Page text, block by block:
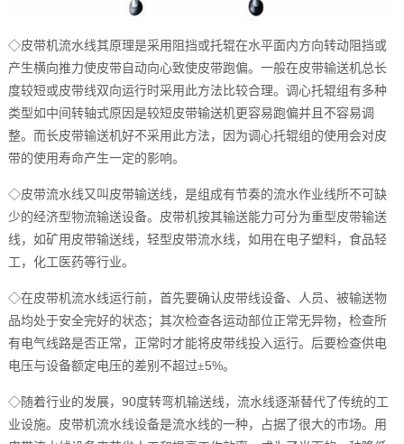
◇皮带机流水线其原理是采用阻挡或托辊在水平面内方向转动阻挡或
产生横向推力使皮带自动向心致使皮带跑偏。一般在皮带输送机总长
度较短或皮带线双向运行时采用此方法比较合理。调心托辊组有多种
类型如中间转轴式原因是较短皮带输送机更容易跑偏并且不容易调
整。而长皮带输送机好不采用此方法，因为调心托辊组的使用会对皮
带的使用寿命产生一定的影响。
◇皮带流水线又叫皮带输送线，是组成有节奏的流水作业线所不可缺
少的经济型物流输送设备。皮带机按其输送能力可分为重型皮带输送
线，如矿用皮带输送线，轻型皮带流水线，如用在电子塑料，食品轻
工，化工医药等行业。
◇在皮带机流水线运行前，首先要确认皮带线设备、人员、被输送物
品均处于安全完好的状态；其次检查各运动部位正常无异物，检查所
有电气线路是否正常，正常时才能将皮带线投入运行。后要检查供电
电压与设备额定电压的差别不超过±5%。
◇随着行业的发展， 90度转弯机输送线，流水线逐渐替代了传统的工
业设施。皮带机流水线设备是流水线的一种，占据了很大的市场。用